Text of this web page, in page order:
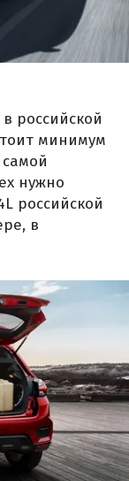
российской
минимум
нужно
российской
в